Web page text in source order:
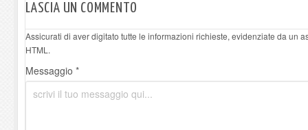
LASCIA UN COMMENTO
Assicurati di aver digitato tutte le informazioni richieste, evidenziate da un
HTML.
Messaggio *